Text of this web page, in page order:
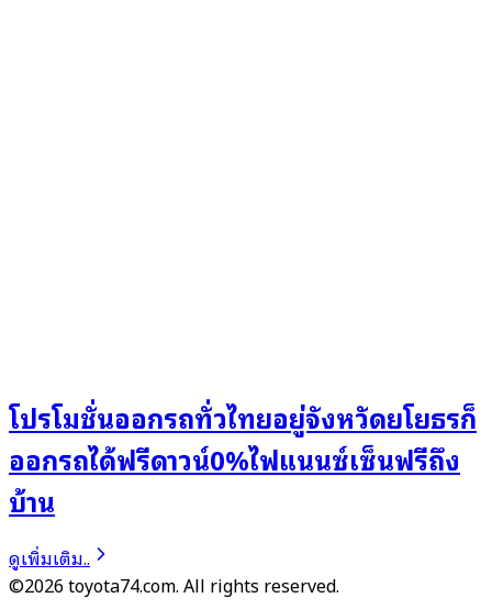
โปรโมชั่นออกรถทั่วไทยอยู่จังหวัดยโยธรก็
ออกรถได้ฟรีดาวน์0%ไฟแนนซ์เซ็นฟรีถึง
บ้าน
ดูเพิ่มเติม..
©2026 toyota74.com. All rights reserved.